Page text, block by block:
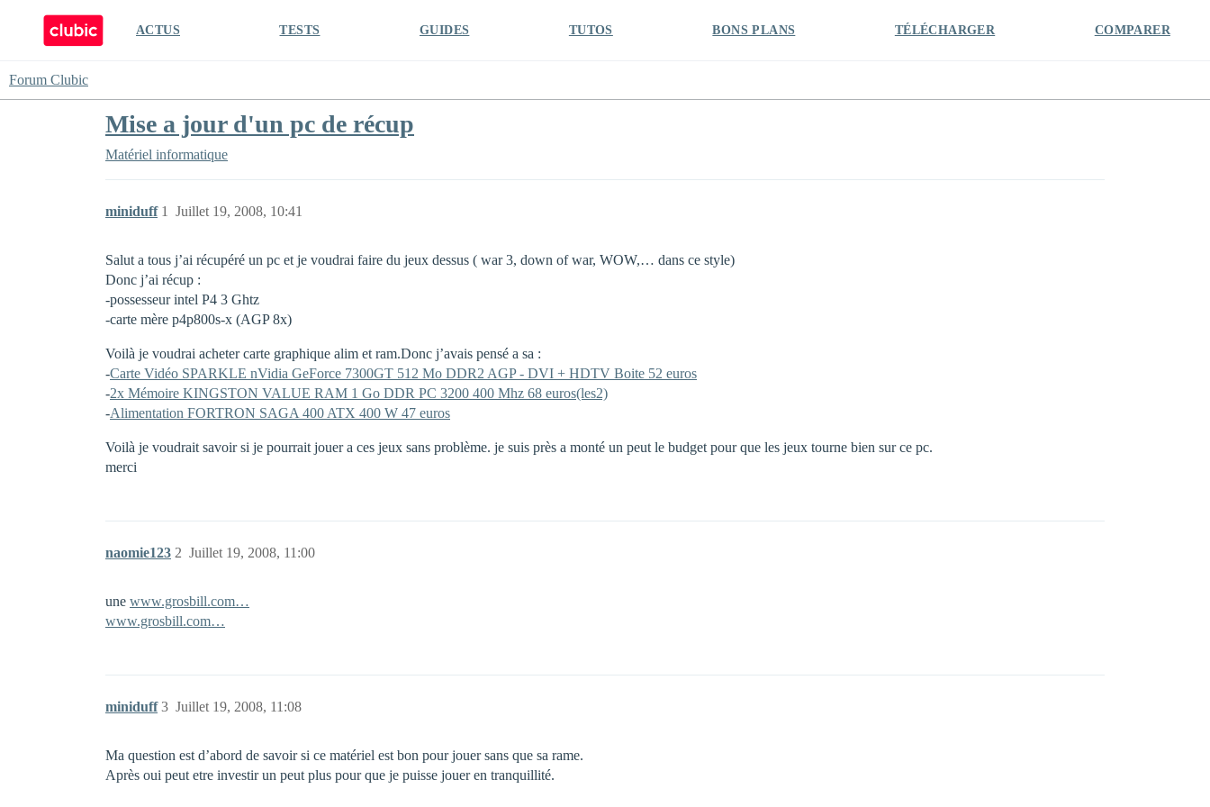
ACTUS TESTS GUIDES TUTOS BONS PLANS TÉLÉCHARGER COMPARER
Forum Clubic
Mise a jour d'un pc de récup
Matériel informatique
miniduff Juillet 19, 2008, 10:41
1
Salut a tous j’ai récupéré un pc et je voudrai faire du jeux dessus ( war 3, down of war, WOW,… dans ce style)
Donc j’ai récup :
-possesseur intel P4 3 Ghtz
-carte mère p4p800s-x (AGP 8x)
Voilà je voudrai acheter carte graphique alim et ram.Donc j’avais pensé a sa :
-Carte Vidéo SPARKLE nVidia GeForce 7300GT 512 Mo DDR2 AGP - DVI + HDTV Boite 52 euros
-2x Mémoire KINGSTON VALUE RAM 1 Go DDR PC 3200 400 Mhz 68 euros(les2)
-Alimentation FORTRON SAGA 400 ATX 400 W 47 euros
Voilà je voudrait savoir si je pourrait jouer a ces jeux sans problème. je suis près a monté un peut le budget pour que les jeux tourne bien sur ce pc.
merci
naomie123 Juillet 19, 2008, 11:00
2
une www.grosbill.com…
www.grosbill.com…
miniduff Juillet 19, 2008, 11:08
3
Ma question est d’abord de savoir si ce matériel est bon pour jouer sans que sa rame.
Après oui peut etre investir un peut plus pour que je puisse jouer en tranquillité.